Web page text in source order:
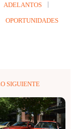
ADELANTOS
OPORTUNIDADES
SIGUIENTE